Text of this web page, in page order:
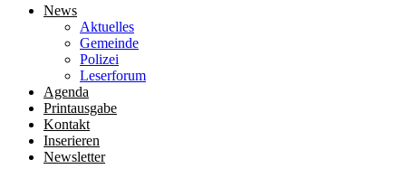
News
Aktuelles
Gemeinde
Polizei
Leserforum
Agenda
Printausgabe
Kontakt
Inserieren
Newsletter